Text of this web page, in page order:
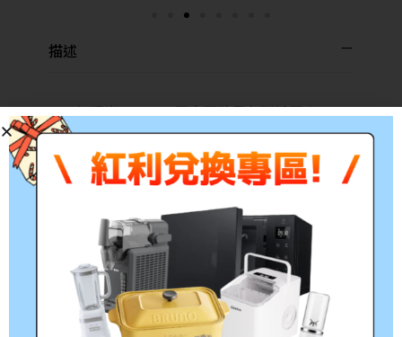
描述
Ricoh 理光 M C250 原廠原裝黑色碳粉匣 (2,300
張) 408356 適用 M C250FWB, P C300W
*此為耗材性用品，經拆封後不予退貨(除新品不良)，拆封前請務必確
認清楚型號!!
*出貨時間約3~5個工作天，如遇缺貨將另行通知